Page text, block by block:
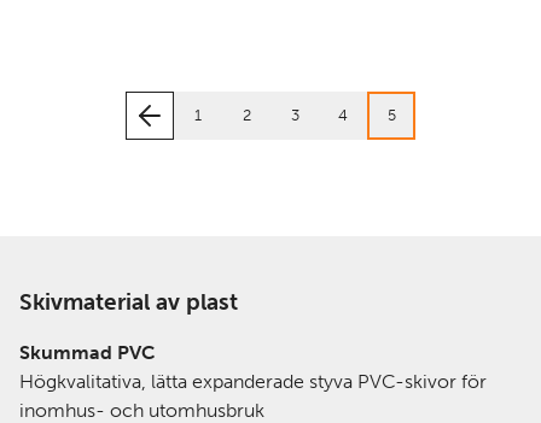
1 2 3 4 5
Skivmaterial av plast
Skummad PVC
Högkvalitativa, lätta expanderade styva PVC-skivor för
inomhus- och utomhusbruk